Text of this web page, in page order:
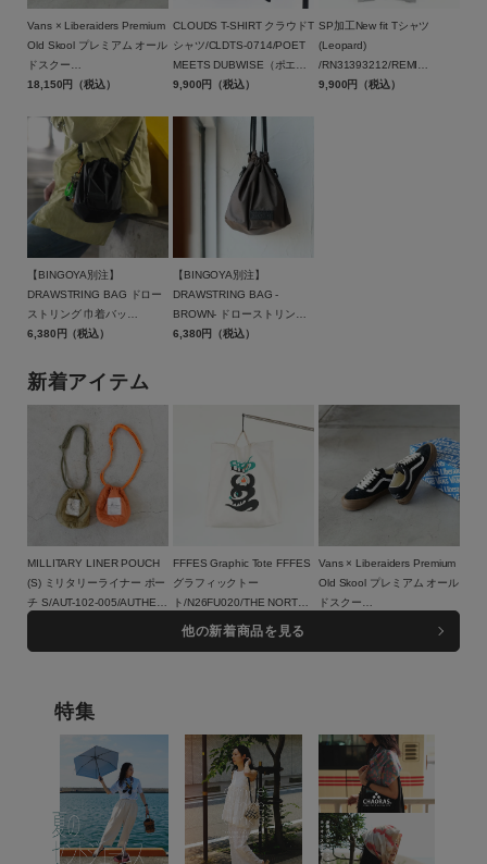
Vans × Liberaiders Premium
Old Skool プレミアム オール
ドスクー
ル/779022608/VANS（ヴァ
18,150円（税込）
CLOUDS T-SHIRT クラウドT
シャツ/CLDTS-0714/POET
MEETS DUBWISE（ポエト
ミーツダブワイズ）
9,900円（税込）
SP加工New fit Tシャツ
(Leopard)
/RN31393212/REMI
RELIEF（レミ レリーフ）
9,900円（税込）
【BINGOYA別注】
DRAWSTRING BAG ドロー
ストリング 巾着バッ
グ/BAICYCLON by
バッグジャック)【メール便1
点可能】
6,380円（税込）
【BINGOYA別注】
DRAWSTRING BAG -
BROWN- ドローストリング
巾着バッグ ブラウン/BCL-
6,380円（税込）
新着アイテム
MILLITARY LINER POUCH
(S) ミリタリーライナー ポー
チ S/AUT-102-005/AUTHEN
FFFES Graphic Tote FFFES
グラフィックトー
ト/N26FU020/THE NORTH
FACE PURPLE LABEL
13,200円（税込）
Vans × Liberaiders Premium
Old Skool プレミアム オール
ドスクー
他の新着商品を見る
特集